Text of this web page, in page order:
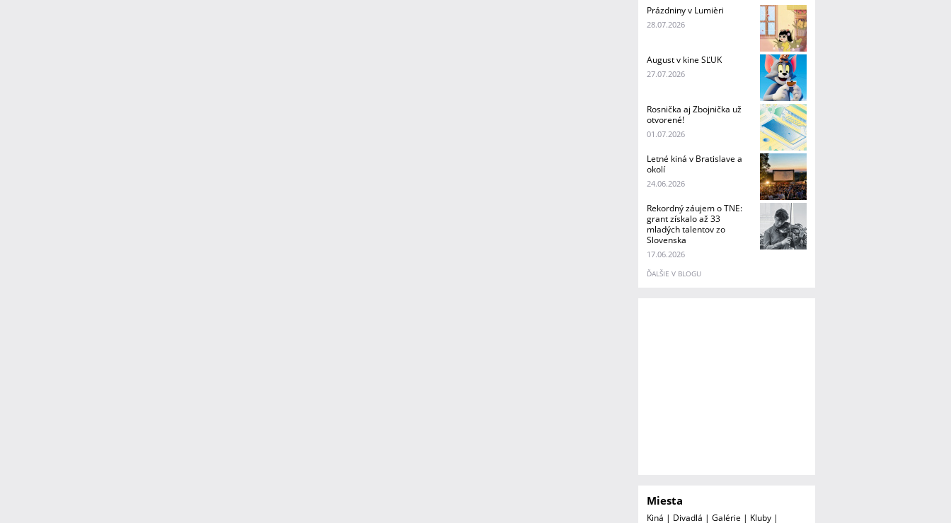
Prázdniny v Lumièri
28.07.2026
August v kine SĽUK
27.07.2026
Rosnička aj Zbojnička už
otvorené!
01.07.2026
Letné kiná v Bratislave a
okolí
24.06.2026
Rekordný záujem o TNE:
grant získalo až 33
mladých talentov zo
Slovenska
17.06.2026
ĎALŠIE V BLOGU
Miesta
Kiná | Divadlá | Galérie | Kluby |